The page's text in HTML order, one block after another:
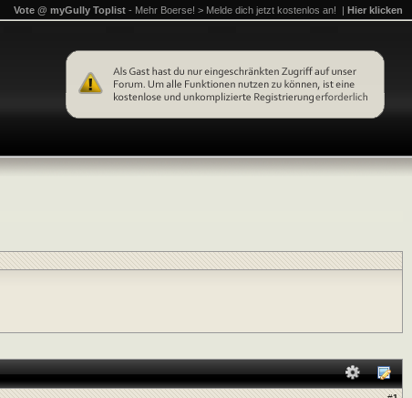
Vote @ myGully Toplist - Mehr Boerse! > Melde dich jetzt kostenlos an! | Hier klicken